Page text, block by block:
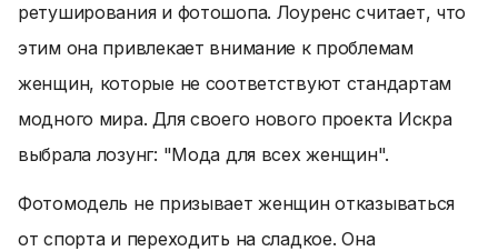
ретуширования и фотошопа. Лоуренс считает, что
этим она привлекает внимание к проблемам
женщин, которые не соответствуют стандартам
модного мира. Для своего нового проекта Искра
выбрала лозунг: "Мода для всех женщин".
Фотомодель не призывает женщин отказываться
от спорта и переходить на сладкое. Она